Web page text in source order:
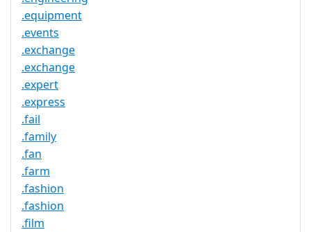
.equipment
.events
.exchange
.exchange
.expert
.express
.fail
.family
.fan
.farm
.fashion
.fashion
.film